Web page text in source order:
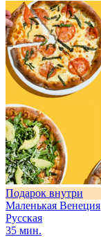
Подарок внутри
Маленькая Венеция
Русская
35 мин.